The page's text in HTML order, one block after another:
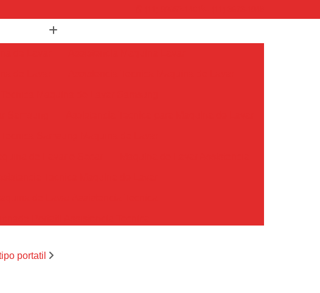
Tecnica Ar Condicionado Portatil
portatil